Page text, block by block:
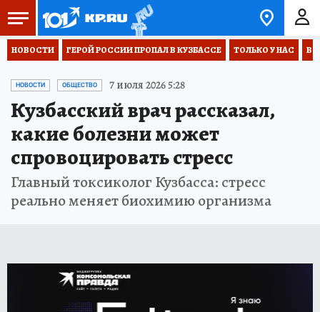
НОВОСТИ ГЕРОЙ РОССИИ ПРОПАЛ В КУЗБАССЕ ТОЛЬКО У НАС
НОВОСТИ ОБЩЕСТВО 7 июля 2026 5:28
Кузбасский врач рассказал,
какие болезни может
спровоцировать стресс
Главный токсиколог Кузбасса: стресс
реально меняет биохимию организма